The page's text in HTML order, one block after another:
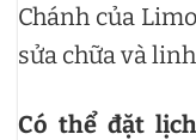
Chánh của
sửa chữa và
Có thể đặt